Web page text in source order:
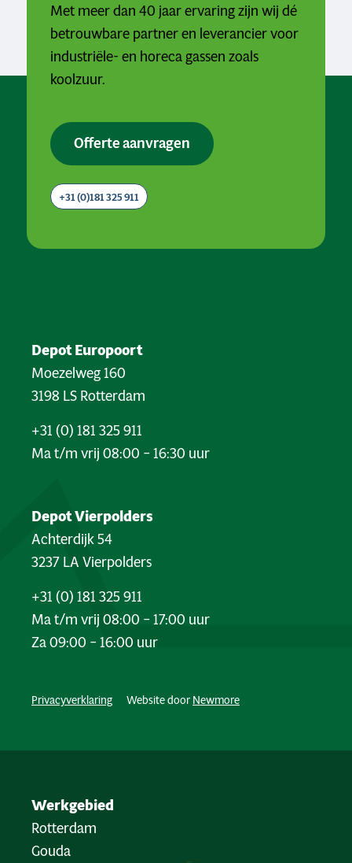
Met meer dan 40 jaar ervaring zijn wij dé
betrouwbare partner en leverancier voor
industriële- en horeca gassen zoals
koolzuur.
Offerte aanvragen
+31 (0)181 325 911
Depot Europoort
Moezelweg 160
3198 LS Rotterdam
+31 (0) 181 325 911
Ma t/m vrij 08:00 – 16:30 uur
Depot Vierpolders
Achterdijk 54
3237 LA Vierpolders
+31 (0) 181 325 911
Ma t/m vrij 08:00 – 17:00 uur
Za 09:00 – 16:00 uur
Privacyverklaring Website door Newmore
Werkgebied
Rotterdam
Gouda